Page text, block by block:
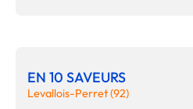
EN 10 SAVEURS
Levallois-Perret (92)